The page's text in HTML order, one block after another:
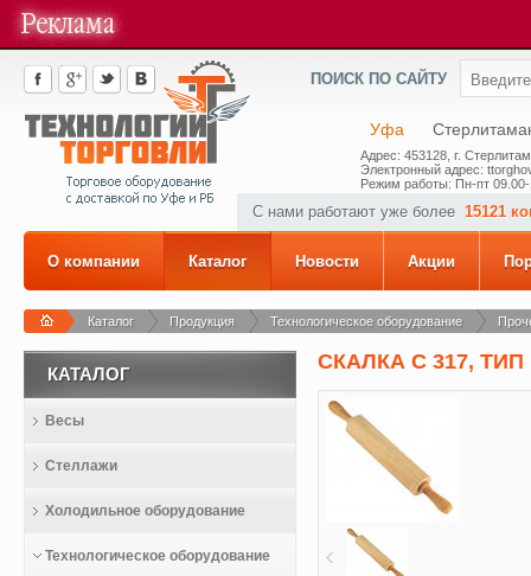
ПОИСК ПО САЙТУ
Уфа
Адрес: 453128, г.
Электронный адрес:
Режим работы: Пн-пт
С нами работают уже более 15121
О компании Каталог Новости Акции
Каталог Продукция Технологическое оборудование
СКАЛКА С 317,
КАТАЛОГ
Весы
Стеллажи
Холодильное оборудование
Технологическое оборудование